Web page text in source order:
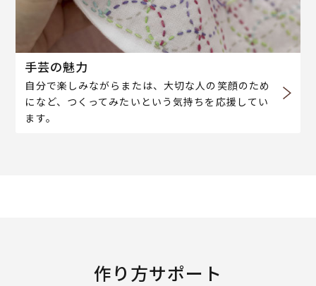
手芸の魅力
自分で楽しみながらまたは、大切な人の笑顔のため
になど、つくってみたいという気持ちを応援してい
ます。
作り方サポート